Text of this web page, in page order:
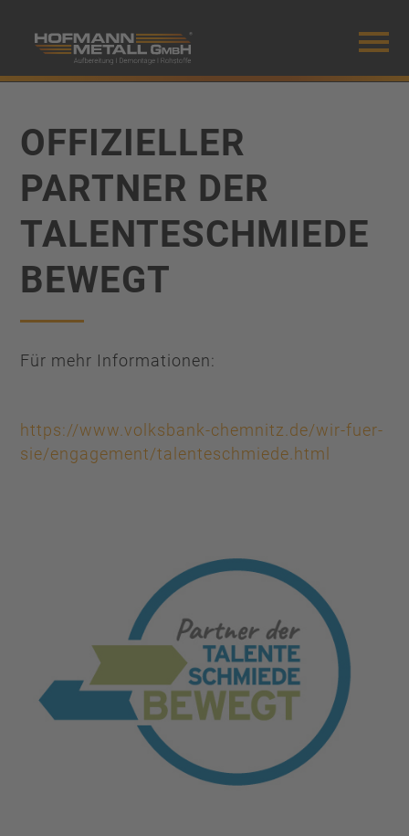
OFFIZIELLER
PARTNER DER
TALENTESCHMIEDE
BEWEGT
Für mehr Informationen:
https://www.volksbank-chemnitz.de/wir-fuer-
sie/engagement/talenteschmiede.html